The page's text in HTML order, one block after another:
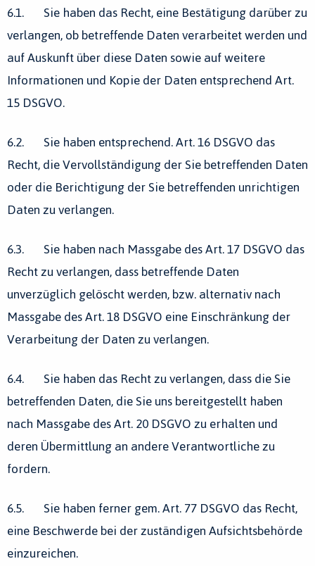
6.1. Sie haben das Recht, eine Bestätigung darüber zu
verlangen, ob betreffende Daten verarbeitet werden und
auf Auskunft über diese Daten sowie auf weitere
Informationen und Kopie der Daten entsprechend Art.
15 DSGVO.
6.2. Sie haben entsprechend. Art. 16 DSGVO das
Recht, die Vervollständigung der Sie betreffenden Daten
oder die Berichtigung der Sie betreffenden unrichtigen
Daten zu verlangen.
6.3. Sie haben nach Massgabe des Art. 17 DSGVO das
Recht zu verlangen, dass betreffende Daten
unverzüglich gelöscht werden, bzw. alternativ nach
Massgabe des Art. 18 DSGVO eine Einschränkung der
Verarbeitung der Daten zu verlangen.
6.4. Sie haben das Recht zu verlangen, dass die Sie
betreffenden Daten, die Sie uns bereitgestellt haben
nach Massgabe des Art. 20 DSGVO zu erhalten und
deren Übermittlung an andere Verantwortliche zu
fordern.
6.5. Sie haben ferner gem. Art. 77 DSGVO das Recht,
eine Beschwerde bei der zuständigen Aufsichtsbehörde
einzureichen.